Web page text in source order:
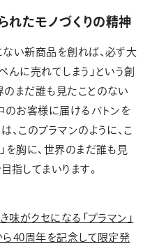
れたモノづくりの精神
い新商品を創れば、必ず大
んに売れてしまう」という創
のまだ誰も見たことのない
のお客様に届けるバトンを
、このプラマンのように、こ
を胸に、世界のまだ誰も見
指してまいります。
がクセになる「プラマン」
40周年を記念して限定発